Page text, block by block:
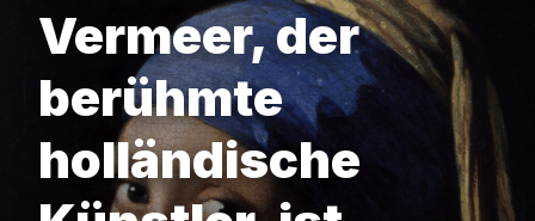
Vermeer, der
berühmte
holländische